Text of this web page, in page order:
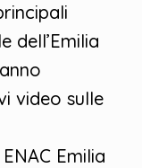
dell’Emilia
video sulle
Emilia